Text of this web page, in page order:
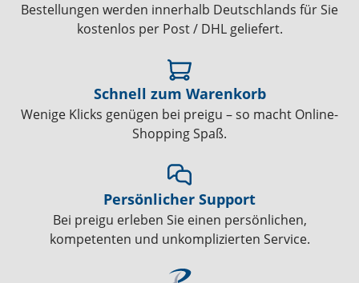
Bestellungen werden innerhalb Deutschlands für Sie
kostenlos per Post / DHL geliefert.
Schnell zum Warenkorb
Wenige Klicks genügen bei preigu – so macht Online-
Shopping Spaß.
Persönlicher Support
Bei preigu erleben Sie einen persönlichen,
kompetenten und unkomplizierten Service.